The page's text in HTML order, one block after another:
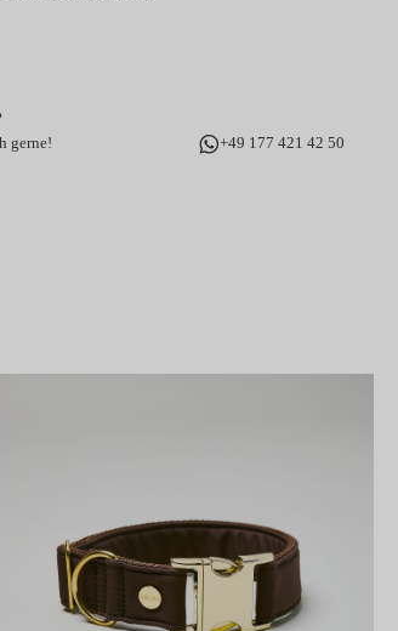
gerne!
+49 177 421 42 50